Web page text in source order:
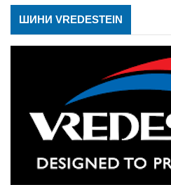
ШИНИ VREDESTEIN